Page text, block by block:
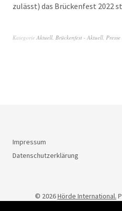
zulässt) das Brückenfest 2022
Kategorie Aktuell Brückenfest - Aktuell Presse
Impressum
Datenschutzerklärung
© 2026Hörde International.